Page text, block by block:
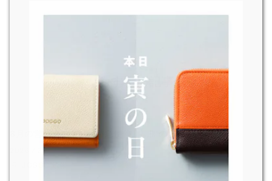
おすすめ記事
8月の営業日および超特急便停止期間のお知らせ
2026.7.29